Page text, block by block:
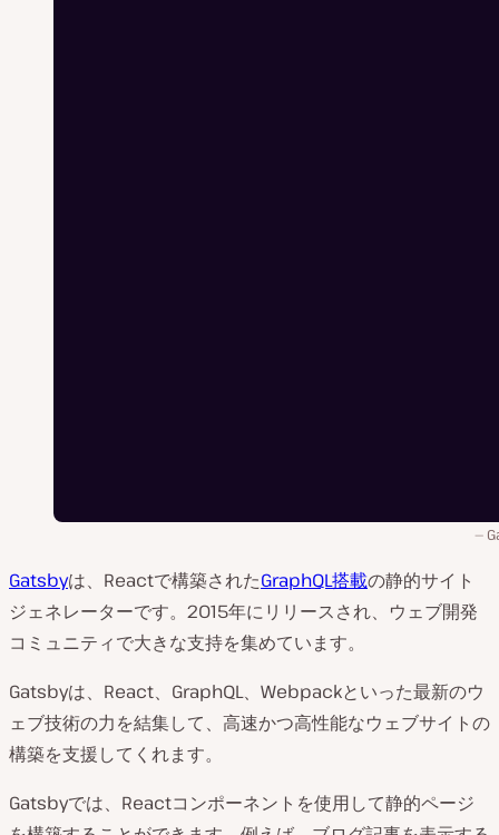
Gatsbyは、Reactで構築されたGraphQL搭載の静的サイト
ジェネレーターです。2015年にリリースされ、ウェブ開発
コミュニティで大きな支持を集めています。
Gatsbyは、React、GraphQL、Webpackといった最新のウ
ェブ技術の力を結集して、高速かつ高性能なウェブサイトの
構築を支援してくれます。
Gatsbyでは、Reactコンポーネントを使用して静的ページ